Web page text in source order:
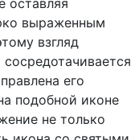
оставляя
выраженным
взгляд
его
подобной иконе
не только